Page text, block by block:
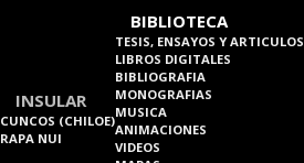
INSULAR
CUNCOS (CHILOE)
RAPA NUI
BIBLIOTECA
TESIS, ENSAYOS Y ARTICULOS
LIBROS DIGITALES
BIBLIOGRAFIA
MONOGRAFIAS
MUSICA
ANIMACIONES
VIDEOS